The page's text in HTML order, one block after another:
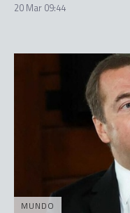
20 Mar 09:44
MUNDO